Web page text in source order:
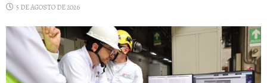
5 DE AGOSTO DE 2026